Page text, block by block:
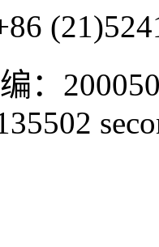
：